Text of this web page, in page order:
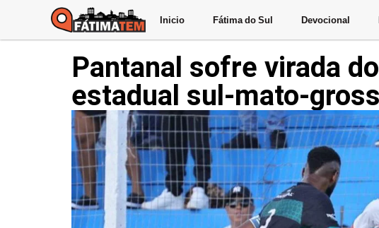
Inicio Fátima do Sul Devocional
Pantanal sofre virada
estadual sul-mato-